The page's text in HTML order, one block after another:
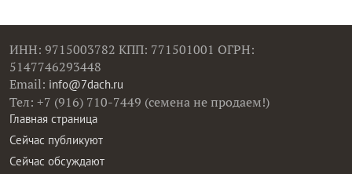
ИНН: 9715003782 КПП: 771501001 ОГРН:
5147746293448
Email: info@7dach.ru
Тел: +7 (916) 710-7449 (семена не продаем!)
Главная страница
Сейчас публикуют
Сейчас обсуждают